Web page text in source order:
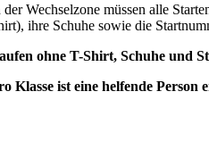
der Wechselzone müssen alle
ihre Schuhe sowie die
ohne T-Shirt, Schuhe und
Klasse ist eine helfende Person